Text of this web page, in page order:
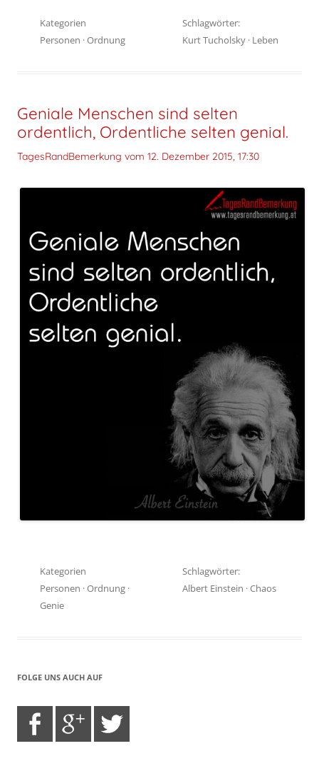
Kategorien
Personen ·Ordnung
Schlagwörter:
Kurt Tucholsky · Leben
Geniale Menschen sind selten
ordentlich, Ordentliche selten genial.
TagesRandBemerkung vom 12. Dezember 2015, 17:30
Kategorien
Personen ·Ordnung ·
Genie
Schlagwörter:
Albert Einstein ·Chaos
FOLGE UNS AUCH AUF